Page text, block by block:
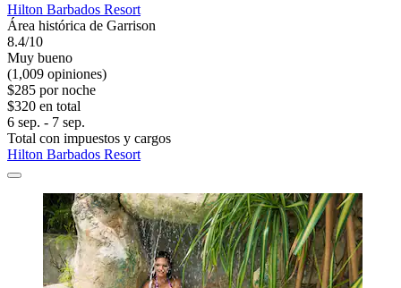
Hilton Barbados Resort
Área histórica de Garrison
8.4/10
Muy bueno
(1,009 opiniones)
$285 por noche
$320 en total
6 sep. - 7 sep.
Total con impuestos y cargos
Hilton Barbados Resort